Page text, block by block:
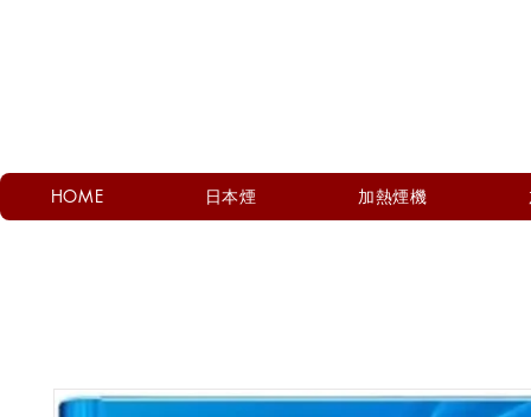
HOME 日本煙 加熱煙機